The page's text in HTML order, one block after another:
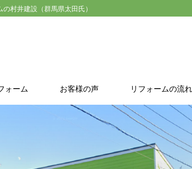
村井建設（群馬県太田氏）
ォーム お客様の声 リフォームの流